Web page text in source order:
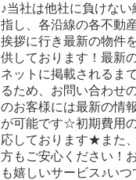
♪当社は他社に負けない
指し、各沿線の各不動
挨拶に行き最新の物件
供しております！最新
ネットに掲載されるま
るため、お問い合わせ
のお客様には最新の情
が可能です☆初期費用
応しております★また
方もご安心ください！
も嬉しいサービス♪い